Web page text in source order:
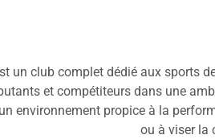
un club complet dédié aux sports
et compétiteurs dans une
environnement propice à la
ou à viser la